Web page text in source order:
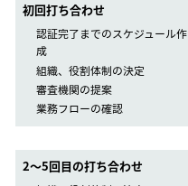
初回打ち合わせ
認証完了までのスケジュール作
成
組織、役割体制の決定
審査機関の提案
業務フローの確認
2〜5回目の打ち合わせ